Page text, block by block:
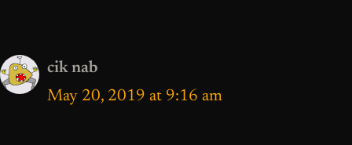
cik nab
May 20, 2019 at 9:16 am